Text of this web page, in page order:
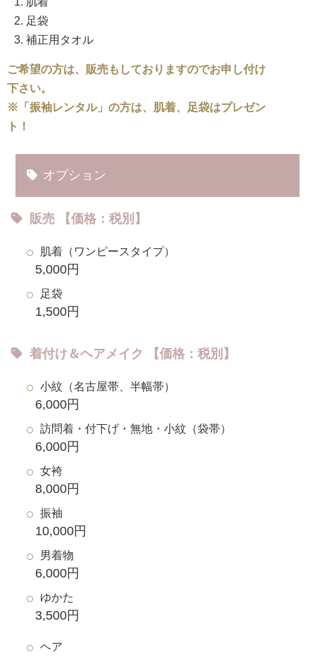
足袋
補正用タオル
ご希望の方は、販売もしておりますのでお申し付け
下さい。
※「振袖レンタル」の方は、肌着、足袋はプレゼン
ト！
オプション
販売 【価格：税別】
肌着（ワンピースタイプ）
5,000円
足袋
1,500円
着付け＆ヘアメイク 【価格：税別】
小紋（名古屋帯、半幅帯）
6,000円
訪問着・付下げ・無地・小紋（袋帯）
6,000円
女袴
8,000円
振袖
10,000円
男着物
6,000円
ゆかた
3,500円
ヘア